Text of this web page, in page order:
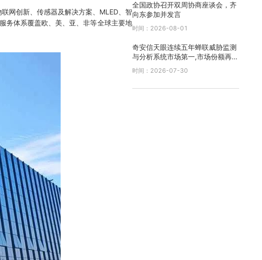
网创新、传感器及解决方案、MLED、智
务体系覆盖欧、美、亚、非等全球主要地
全国政协召开双周协商座谈会，齐
向东参加并发言
时间：2026-08-01
奇安信天眼连续五年蝉联威胁监测
与分析系统市场第一,市场份额再创
新高
时间：2026-07-30